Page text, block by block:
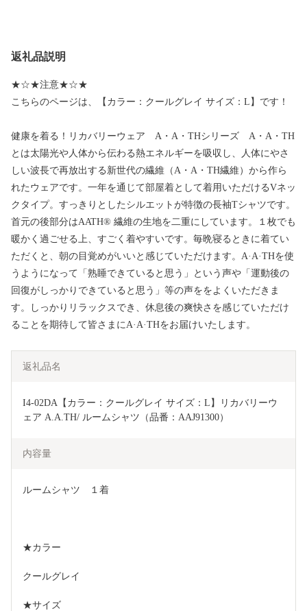
返礼品説明
★☆★注意★☆★
こちらのページは、【カラー：クールグレイ サイズ：L】です！
健康を着る！リカバリーウェア A・A・THシリーズ A・A・TH
とは太陽光や人体から伝わる熱エネルギーを吸収し、人体にやさ
しい波長で再放出する新世代の繊維（A・A・TH繊維）から作ら
れたウェアです。一年を通じて部屋着として着用いただけるVネッ
クタイプ。すっきりとしたシルエットが特徴の長袖Tシャツです。
首元の後部分はAATH® 繊維の生地を二重にしています。１枚でも
暖かく過ごせる上、すごく着やすいです。毎晩寝るときに着てい
ただくと、朝の目覚めがいいと感じていただけます。A·A·THを使
うようになって「熟睡できていると思う」という声や「運動後の
回復がしっかりできていると思う」等の声ををよくいただきま
す。しっかりリラックスでき、休息後の爽快さを感じていただけ
ることを期待して皆さまにA·A·THをお届けいたします。
返礼品名
I4-02DA【カラー：クールグレイ サイズ：L】リカバリーウ
ェア A.A.TH/ ルームシャツ（品番：AAJ91300）
内容量
ルームシャツ　１着
★カラー
クールグレイ
★サイズ